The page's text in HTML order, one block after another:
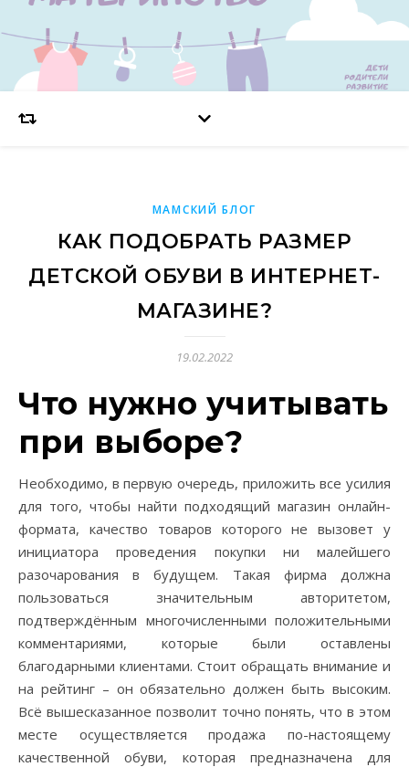
МАМСКИЙ БЛОГ
КАК ПОДОБРАТЬ РАЗМЕР
ДЕТСКОЙ ОБУВИ В ИНТЕРНЕТ-
МАГАЗИНЕ?
19.02.2022
Что нужно учитывать
при выборе?
Необходимо, в первую очередь, приложить все усилия
для того, чтобы найти подходящий магазин онлайн-
формата, качество товаров которого не вызовет у
инициатора проведения покупки ни малейшего
разочарования в будущем. Такая фирма должна
пользоваться значительным авторитетом,
подтверждённым многочисленными положительными
комментариями, которые были оставлены
благодарными клиентами. Стоит обращать внимание и
на рейтинг – он обязательно должен быть высоким.
Всё вышесказанное позволит точно понять, что в этом
месте осуществляется продажа по-настоящему
качественной обуви, которая предназначена для